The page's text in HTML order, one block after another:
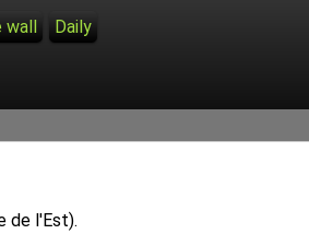
wall Daily
de l'Est).